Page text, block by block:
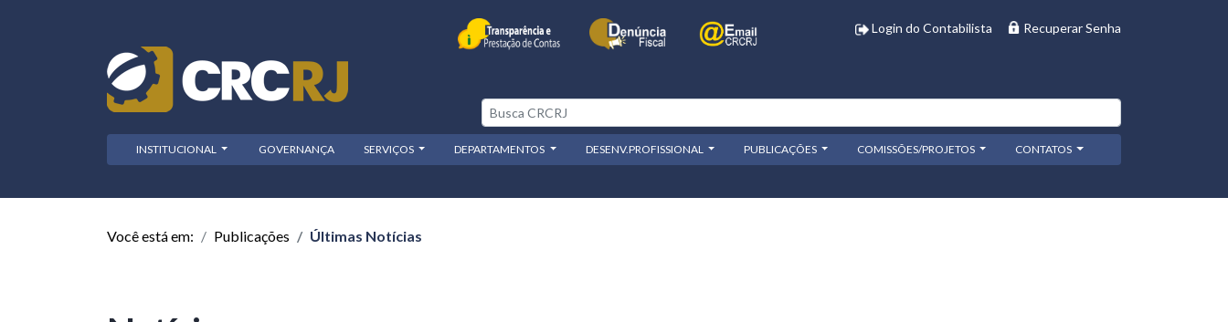
Login do Contabilista Recuperar Senha
INSTITUCIONAL GOVERNANÇA SERVIÇOS DEPARTAMENTOS DESENV.PROFISSIONAL PUBLICAÇÕES COMISSÕES/PROJETOS CONTATOS
Você está em: Publicações Últimas Notícias